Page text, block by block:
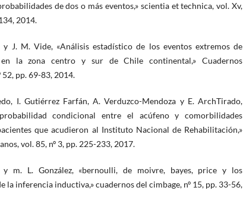
de dos o más eventos,» scientia et technica, vol. Xv,
2014.
J. M. Vide, «Análisis estadístico de los eventos extremos de
la zona centro y sur de Chile continental,» Cuadernos
52, pp. 69-83, 2014.
I. Gutiérrez Farfán, A. Verduzco-Mendoza y E. ArchTirado,
condicional entre el acúfeno y comorbilidades
que acudieron al Instituto Nacional de Rehabilitación,»
vol. 85, nº 3, pp. 225-233, 2017.
m. L. González, «bernoulli, de moivre, bayes, price y los
la inferencia inductiva,» cuadernos del cimbage, nº 15, pp. 33-56,